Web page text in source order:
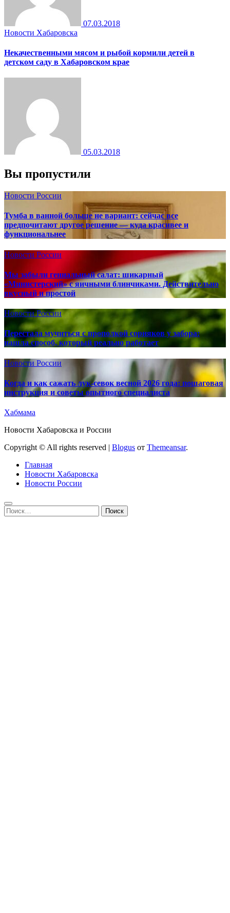
07.03.2018
Новости Хабаровска
Некачественными мясом и рыбой кормили детей в
детском саду в Хабаровском крае
05.03.2018
Вы пропустили
Новости России
Тумба в ванной больше не вариант: сейчас все
предпочитают другое решение — куда красивее и
функциональнее
Новости России
Мы забыли гениальный салат: шикарный
«Министерский» с яичными блинчиками. Действительно
вкусный и простой
Новости России
Перестала мучиться с прополкой сорняков у забора:
нашла способ, который реально работает
Новости России
Когда и как сажать лук-севок весной 2026 года: пошаговая
инструкция и советы опытного специалиста
Хабмама
Новости Хабаровска и России
Copyright © All rights reserved | Blogus от Themeansar.
Главная
Новости Хабаровска
Новости России
Найти: